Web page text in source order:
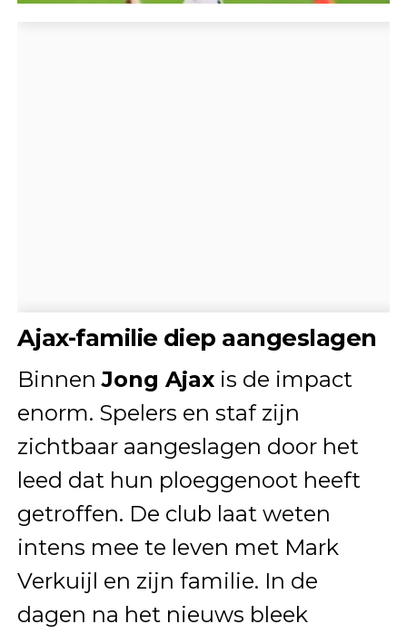
Ajax-familie diep aangeslagen
BinnenJong Ajaxis de impact
enorm. Spelers en staf zijn
zichtbaar aangeslagen door het
leed dat hun ploeggenoot heeft
getroffen. De club laat weten
intens mee te leven met Mark
Verkuijl en zijn familie. In de
dagen na het nieuws bleek